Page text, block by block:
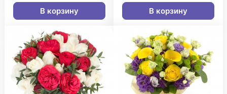
В корзину В корзину